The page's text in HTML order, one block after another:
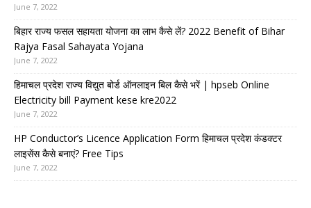
June 7, 2022
बिहार राज्य फसल सहायता योजना का लाभ कैसे लें? 2022 Benefit of Bihar
Rajya Fasal Sahayata Yojana
June 7, 2022
हिमाचल प्रदेश राज्य विद्युत बोर्ड ऑनलाइन बिल कैसे भरें | hpseb Online
Electricity bill Payment kese kre2022
June 7, 2022
HP Conductor’s Licence Application Form हिमाचल प्रदेश कंडक्टर
लाइसेंस कैसे बनाएं? Free Tips
June 7, 2022